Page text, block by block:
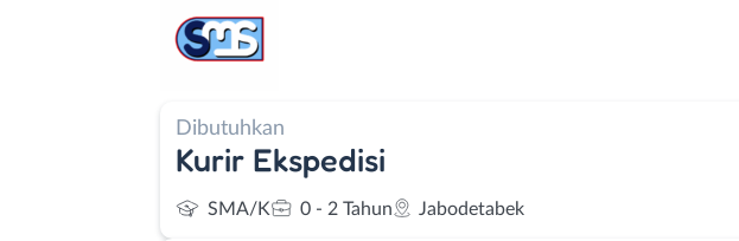
Dibutuhkan
Kurir Ekspedisi
SMA/K 0 - 2 Tahun Jabodetabek